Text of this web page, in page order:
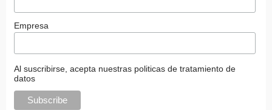
Empresa
Al suscribirse, acepta nuestras politicas de tratamiento de
datos